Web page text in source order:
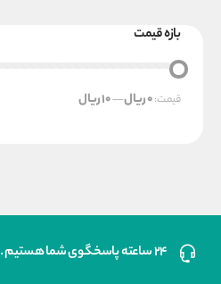
بازه قیمت
حداقل
قیمت
حداکثر
قیمت
قیمت:0 ریال —10 ریال
۲۴ ساعته پاسخگوی شما هستیم .